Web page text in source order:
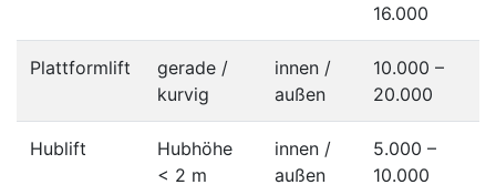
16.000
Plattformlift
gerade /
kurvig
innen /
außen
10.000 –
20.000
Hublift
Hubhöhe
< 2 m
innen /
außen
5.000 –
10.000